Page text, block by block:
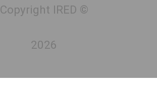
Copyright IRED ©
2026